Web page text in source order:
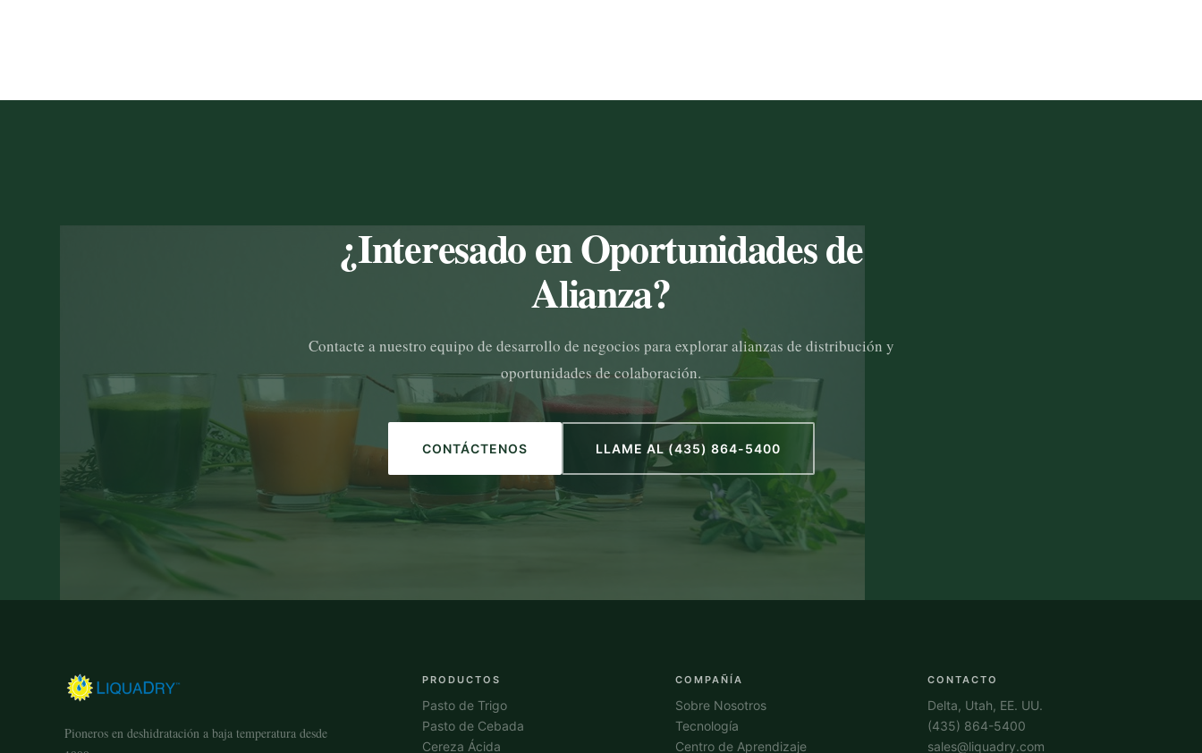
¿Interesado en Oportunidades de
Alianza?
Contacte a nuestro equipo de desarrollo de negocios para explorar alianzas de distribución y
oportunidades de colaboración.
CONTÁCTENOS LLAME AL (435) 864-5400
Pioneros en deshidratación a baja temperatura desde
PRODUCTOS
Pasto de Trigo
Pasto de Cebada
Cereza Ácida
COMPAÑÍA
Sobre Nosotros
Tecnología
Centro de Aprendizaje
CONTACTO
Delta, Utah, EE. UU.
(435) 864-5400
sales@liquadry.com